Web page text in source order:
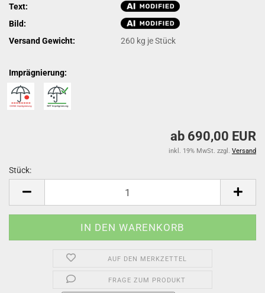
Text:
Bild:
Versand Gewicht:
260 kg je Stück
Imprägnierung:
ab 690,00 EUR
inkl. 19% MwSt. zzgl. Versand
Stück:
AUF DEN MERKZETTEL
FRAGE ZUM PRODUKT